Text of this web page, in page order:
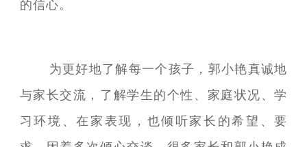
的信心。
为更好地了解每一个孩子，郭小艳真诚地
与家长交流，了解学生的个性、家庭状况、学
习环境、在家表现，也倾听家长的希望、要